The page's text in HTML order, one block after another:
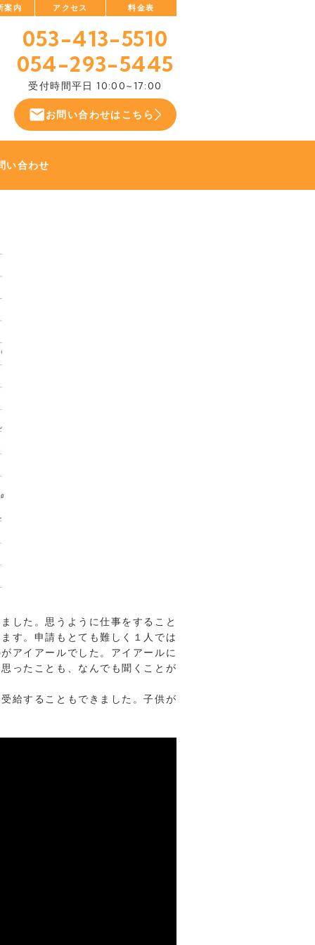
案内 アクセス 料金表
053-413-5510
054-293-5445
受付時間平日 10:00~17:00
お問い合わせはこちら
い合わせ
した。思うように仕事をすること
す。申請もとても難しく１人では
アイアールでした。アイアールに
ったことも、なんでも聞くことが
給することもできました。子供が